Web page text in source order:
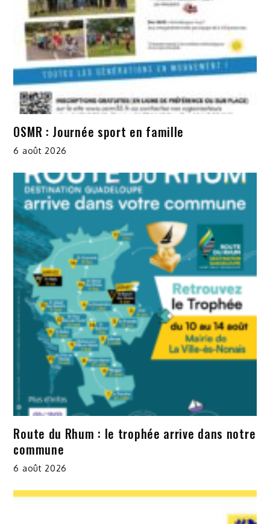
OSMR : Journée sport en famille
6 août 2026
Route du Rhum : le trophée arrive dans notre
commune
6 août 2026